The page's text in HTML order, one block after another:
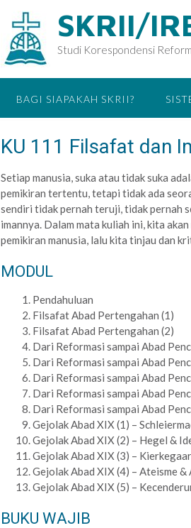
SKRII/
Studi Korespondensi
BAGI SIAPAKAH SKRII?
KU 111 Filsafat dan
Setiap manusia, suka atau tidak suka
pemikiran tertentu, tetapi tidak ada
sendiri tidak pernah teruji, tidak pernah
imannya. Dalam mata kuliah ini, kita
pemikiran manusia, lalu kita tinjau dan
MODUL
Pendahuluan
Filsafat Abad Pertengahan (1)
Filsafat Abad Pertengahan (2)
Dari Reformasi sampai Abad
Dari Reformasi sampai Abad
Dari Reformasi sampai Abad
Dari Reformasi sampai Abad
Dari Reformasi sampai Abad
Gejolak Abad XIX (1) –
Gejolak Abad XIX (2) – Hegel &
Gejolak Abad XIX (3) –
Gejolak Abad XIX (4) – Ateisme
Gejolak Abad XIX (5) –
BUKU WAJIB